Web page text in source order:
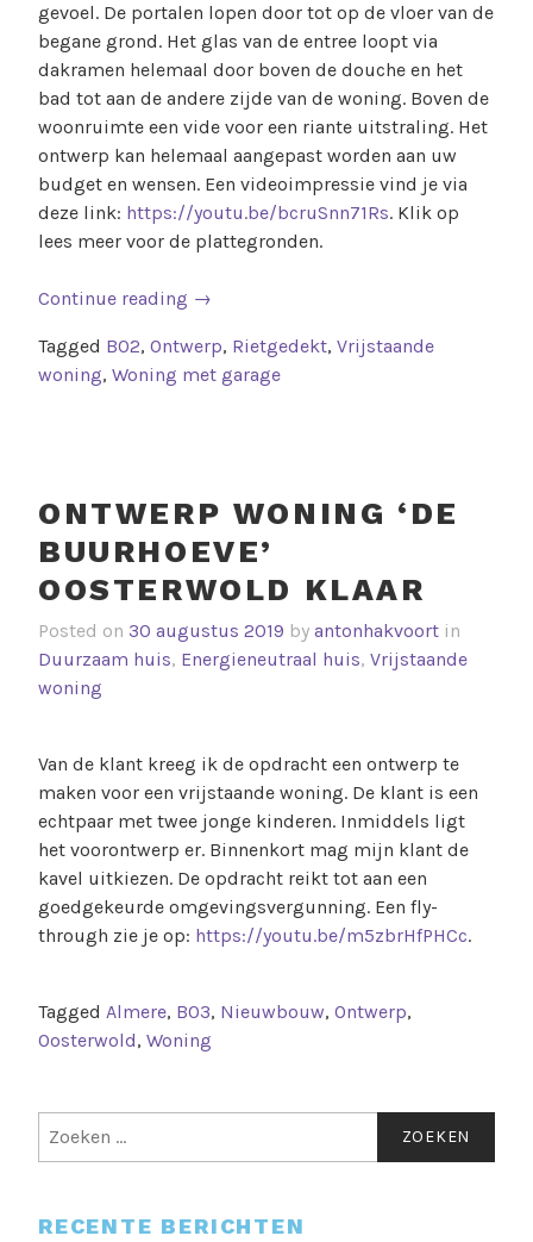
gevoel. De portalen lopen door tot op de vloer van de
begane grond. Het glas van de entree loopt via
dakramen helemaal door boven de douche en het
bad tot aan de andere zijde van de woning. Boven de
woonruimte een vide voor een riante uitstraling. Het
ontwerp kan helemaal aangepast worden aan uw
budget en wensen. Een videoimpressie vind je via
deze link: https://youtu.be/bcruSnn71Rs. Klik op
lees meer voor de plattegronden.
Continue reading →
Tagged B02, Ontwerp, Rietgedekt, Vrijstaande
woning, Woning met garage
ONTWERP WONING ‘DE
BUURHOEVE’
OOSTERWOLD KLAAR
Posted on 30 augustus 2019 by antonhakvoort in
Duurzaam huis, Energieneutraal huis, Vrijstaande
woning
Van de klant kreeg ik de opdracht een ontwerp te
maken voor een vrijstaande woning. De klant is een
echtpaar met twee jonge kinderen. Inmiddels ligt
het voorontwerp er. Binnenkort mag mijn klant de
kavel uitkiezen. De opdracht reikt tot aan een
goedgekeurde omgevingsvergunning. Een fly-
through zie je op: https://youtu.be/m5zbrHfPHCc.
Tagged Almere, B03, Nieuwbouw, Ontwerp,
Oosterwold, Woning
RECENTE BERICHTEN